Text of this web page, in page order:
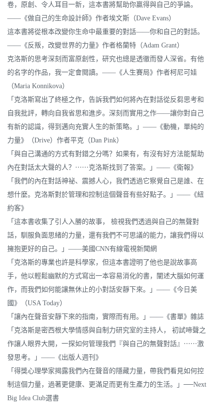
卷，原創、令人耳目一新，這本書將幫助你贏得與自己的爭論。
——《做自己的生命設計師》作者埃文斯（Dave Evans）
這本書將從根本改變你生命中最重要的對話——你和自己的對話。
——《反叛，改變世界的力量》作者格蘭特（Adam Grant）
克洛斯的思考深刻而富原創性，研究也總是透徹而發人深省。有他
的名字的作品，我一定會閱讀。——《人生賽局》作者柯尼可娃
（Maria Konnikova）
「克洛斯寫出了終極之作，告訴我們如何將內在對話從反芻思考和
自我批評，轉向自我省思和進步。深刻而實用之作——讓你對自己
有新的認識，得到邁向充實人生的新策略。」——《動機，單純的
力量》（Drive）作者平克（Dan Pink）
「與自己溝通的方式有對錯之分嗎？如果有，有沒有好方法能幫助
內在對話太大聲的人？⋯⋯克洛斯找到了答案。」——《衛報》
「我們的內在對話神祕、震撼人心，我們透過它察覺自己是誰、在
想什麼。克洛斯對於管理和控制這個聲音有些好點子。」——《紐
約客》
「這本書收集了引人入勝的故事， 檢視我們透過與自己的無聲對
話，馴服負面思緒的力量，還有我們不可思議的能力，讓我們得以
擁抱更好的自己。」——美國CNN有線電視新聞網
「克洛斯的專業也許是科學家，但這本書證明了他也是說故事高
手，他以輕鬆幽默的方式寫出一本容易消化的書，闡述大腦如何運
作，而我們如何能讓無休止的小對話安靜下來。」——《今日美
國》（USA Today）
「讓內在聲音安靜下來的指南，實際而有用。」——《書單》雜誌
「克洛斯是密西根大學情感與自制力研究室的主持人， 初試啼聲之
作讓人眼界大開，一探如何管理我們『與自己的無聲對話』⋯⋯激
發思考。」——《出版人週刊》
「得獎心理學家揭露我們內在聲音的隱藏力量，帶我們看見如何控
制這個力量，過著更健康、更滿足而更有生產力的生活。」──Next
Big Idea Club選書